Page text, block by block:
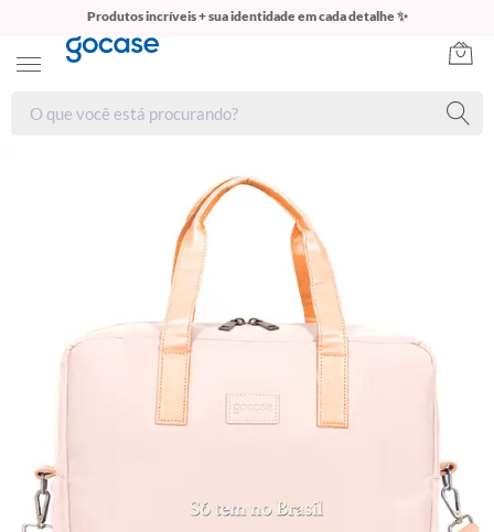
Produtos incríveis + sua identidade em cada detalhe ✨